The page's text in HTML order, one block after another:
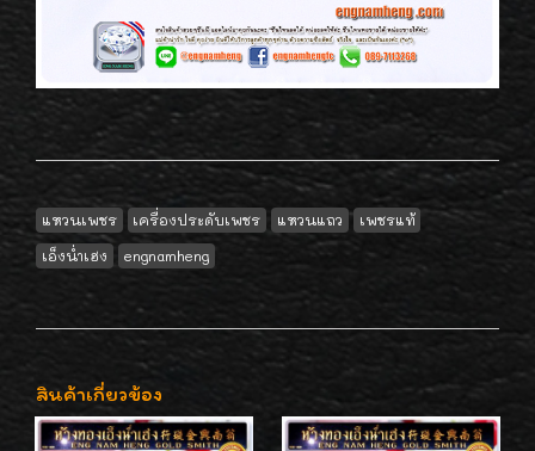
แหวนเพชร เครื่องประดับเพชร แหวนแถว
เพชรแท้
เอ็งน่ำเฮง
engnamheng
สินค้าเกี่ยวข้อง